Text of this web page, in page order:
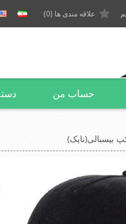
علاقه مندی ها (0)
حساب من
بیسبالی(نایک)